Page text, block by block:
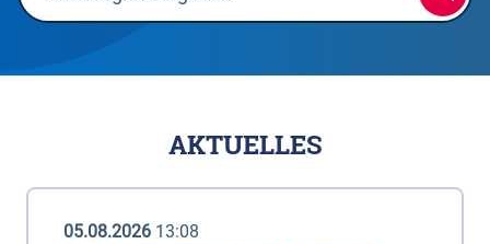
AKTUELLES
05.08.2026 13:08